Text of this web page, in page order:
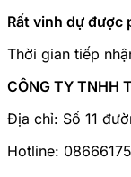
Rất vinh dự được
Thời gian tiếp
CÔNG TY TNHH
Địa chỉ: Số 11
Hotline: